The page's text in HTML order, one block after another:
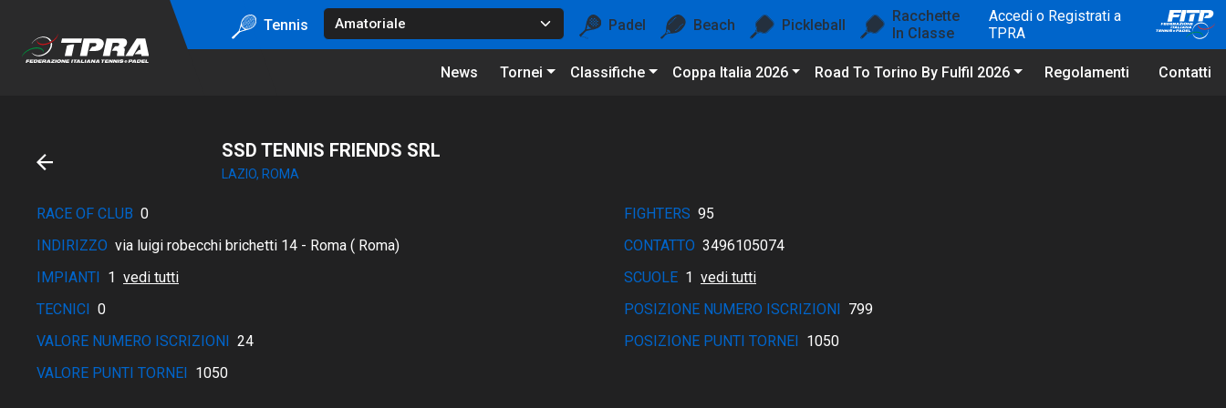
Tennis Padel Beach Pickleball
Racchette
In Classe
Accedi o Registrati a
TPRA
News Tornei Classifiche Coppa Italia 2026 Road To Torino By Fulfil 2026 Regolamenti Contatti
SSD TENNIS FRIENDS SRL
LAZIO, ROMA
RACE OF CLUB 0 FIGHTERS 95
INDIRIZZO via luigi robecchi brichetti 14 - Roma ( Roma) CONTATTO 3496105074
IMPIANTI 1 vedi tutti SCUOLE 1 vedi tutti
TECNICI 0 POSIZIONE NUMERO ISCRIZIONI 799
VALORE NUMERO ISCRIZIONI 24 POSIZIONE PUNTI TORNEI 1050
VALORE PUNTI TORNEI 1050